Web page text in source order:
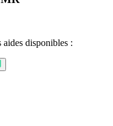
disponibles :